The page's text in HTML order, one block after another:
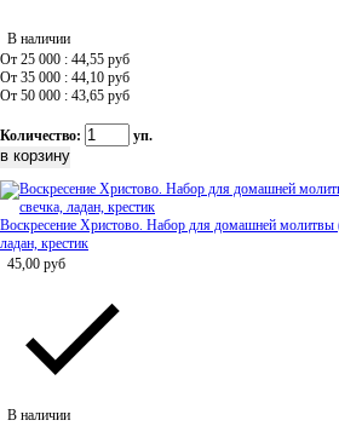
В наличии
От 25 000 : 44,55 руб
От 35 000 : 44,10 руб
От 50 000 : 43,65 руб
Количество: уп.
Воскресение Христово. Набор для домашней
ладан, крестик
45,00 руб
В наличии